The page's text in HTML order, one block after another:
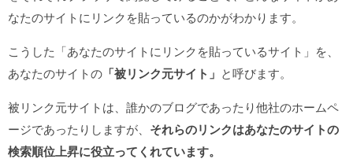
なたのサイトにリンクを貼っているのかがわかります。
こうした「あなたのサイトにリンクを貼っているサイト」を、
あなたのサイトの 「被リンク元サイト」 と呼びます。
被リンク元サイトは、誰かのブログであったり他社のホームペ
ージであったりしますが、 それらのリンクはあなたのサイトの
検索順位上昇に役立ってくれています。